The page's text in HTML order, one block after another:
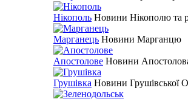
Нікополь Новини Нікополю та
Марганець Новини Марганцю
Апостолове Новини
Грушівка Новини Грушівської